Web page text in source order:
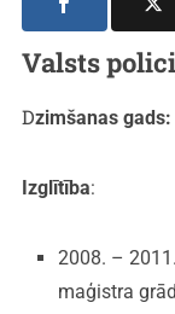
Valsts
Dzimšanas gads:
Izglītība:
2008. –
maģistra